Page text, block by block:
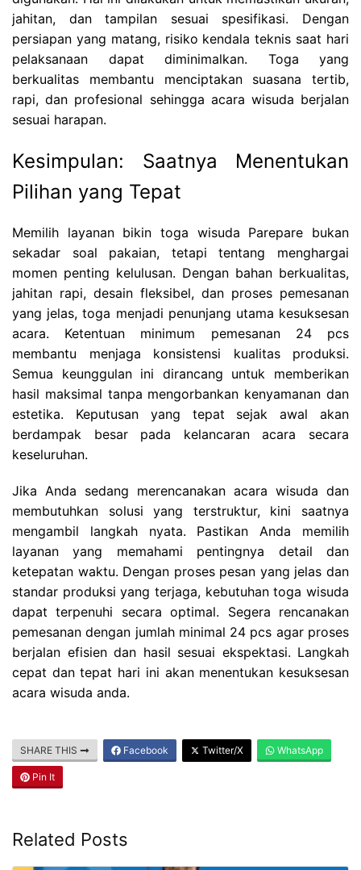
jahitan, dan tampilan sesuai spesifikasi. Dengan
persiapan yang matang, risiko kendala teknis saat hari
pelaksanaan dapat diminimalkan. Toga yang
berkualitas membantu menciptakan suasana tertib,
rapi, dan profesional sehingga acara wisuda berjalan
sesuai harapan.
Kesimpulan: Saatnya Menentukan
Pilihan yang Tepat
Memilih layanan bikin toga wisuda Parepare bukan
sekadar soal pakaian, tetapi tentang menghargai
momen penting kelulusan. Dengan bahan berkualitas,
jahitan rapi, desain fleksibel, dan proses pemesanan
yang jelas, toga menjadi penunjang utama kesuksesan
acara. Ketentuan minimum pemesanan 24 pcs
membantu menjaga konsistensi kualitas produksi.
Semua keunggulan ini dirancang untuk memberikan
hasil maksimal tanpa mengorbankan kenyamanan dan
estetika. Keputusan yang tepat sejak awal akan
berdampak besar pada kelancaran acara secara
keseluruhan.
Jika Anda sedang merencanakan acara wisuda dan
membutuhkan solusi yang terstruktur, kini saatnya
mengambil langkah nyata. Pastikan Anda memilih
layanan yang memahami pentingnya detail dan
ketepatan waktu. Dengan proses pesan yang jelas dan
standar produksi yang terjaga, kebutuhan toga wisuda
dapat terpenuhi secara optimal. Segera rencanakan
pemesanan dengan jumlah minimal 24 pcs agar proses
berjalan efisien dan hasil sesuai ekspektasi. Langkah
cepat dan tepat hari ini akan menentukan kesuksesan
acara wisuda anda.
SHARE THIS Facebook Twitter/X WhatsApp
Pin It
Related Posts